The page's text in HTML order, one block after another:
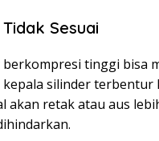
Sesuai
tinggi bisa
silinder terbentur
akan retak atau aus